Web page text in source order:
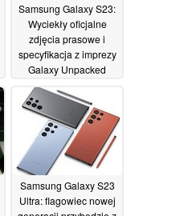
Samsung Galaxy S23:
Wyciekły oficjalne
zdjęcia prasowe i
specyfikacja z imprezy
Galaxy Unpacked
Samsung Galaxy S23
Ultra: flagowiec nowej